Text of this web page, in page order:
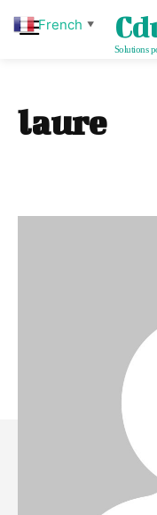
Solutions
laure
French ▼